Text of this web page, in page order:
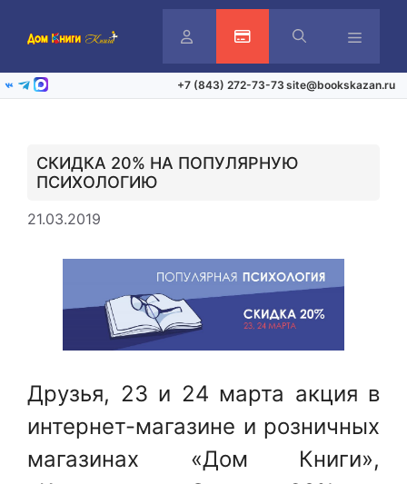
ЛичныйАктивация карты
ВКонтакте
Telegram
Max +7 (843) 272-73-73 site@bookskazan.ru
СКИДКА 20% НА ПОПУЛЯРНУЮ
ПСИХОЛОГИЮ
21.03.2019
Друзья, 23 и 24 марта акция в
интернет-магазине и розничных
магазинах «Дом Книги»,